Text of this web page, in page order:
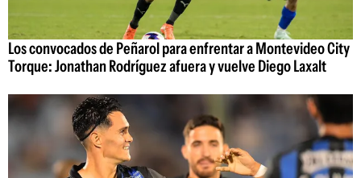
Los convocados de Peñarol para enfrentar a Montevideo City
Torque: Jonathan Rodríguez afuera y vuelve Diego Laxalt